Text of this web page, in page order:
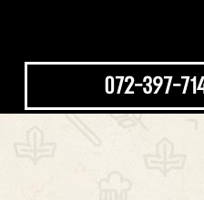
072-397-